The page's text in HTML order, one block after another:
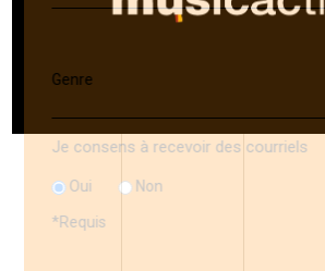
Genre
Je consens à recevoir des courriels
Oui Non
*Requis